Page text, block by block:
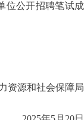
位公开招聘笔试成
资源和社会保障局